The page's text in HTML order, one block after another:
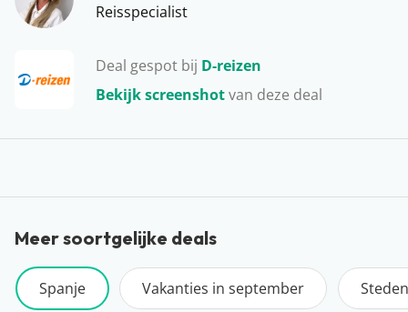
Reisspecialist
Deal gespot bij D-reizen
Bekijk screenshotvan deze deal
Meer soortgelijke deals
Spanje Vakanties in september